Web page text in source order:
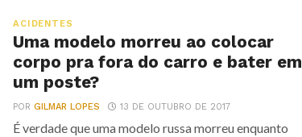
ACIDENTES
Uma modelo morreu ao colocar
corpo pra fora do carro e bater em
um poste?
PORGILMAR LOPES 13 DE OUTUBRO DE 2017
É verdade que uma modelo russa morreu enquanto